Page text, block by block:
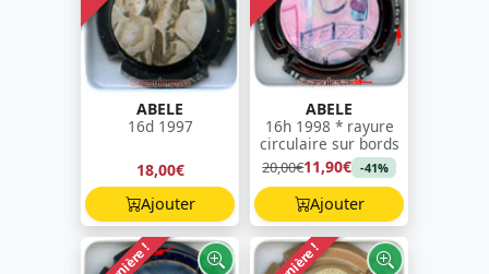
ABELE
16d 1997
18,00€
Ajouter
ABELE
16h 1998 * rayure
circulaire sur bords
20,00€11,90€ -41%
Ajouter